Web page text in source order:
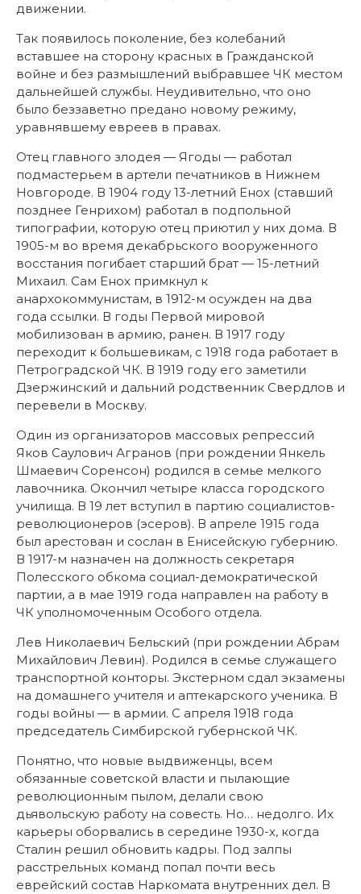
движении.
Так появилось поколение, без колебаний
вставшее на сторону красных в Гражданской
войне и без размышлений выбравшее ЧК местом
дальнейшей службы. Неудивительно, что оно
было беззаветно предано новому режиму,
уравнявшему евреев в правах.
Отец главного злодея — Ягоды — работал
подмастерьем в артели печатников в Нижнем
Новгороде. В 1904 году 13-летний Енох (ставший
позднее Генрихом) работал в подпольной
типографии, которую отец приютил у них дома. В
1905-м во время декабрьского вооруженного
восстания погибает старший брат — 15-летний
Михаил. Сам Енох примкнул к
анархокоммунистам, в 1912-м осужден на два
года ссылки. В годы Первой мировой
мобилизован в армию, ранен. В 1917 году
переходит к большевикам, с 1918 года работает в
Петроградской ЧК. В 1919 году его заметили
Дзержинский и дальний родственник Свердлов и
перевели в Москву.
Один из организаторов массовых репрессий
Яков Саулович Агранов (при рождении Янкель
Шмаевич Соренсон) родился в семье мелкого
лавочника. Окончил четыре класса городского
училища. В 19 лет вступил в партию социалистов-
революционеров (эсеров). В апреле 1915 года
был арестован и сослан в Енисейскую губернию.
В 1917-м назначен на должность секретаря
Полесского обкома социал-демократической
партии, а в мае 1919 года направлен на работу в
ЧК уполномоченным Особого отдела.
Лев Николаевич Бельский (при рождении Абрам
Михайлович Левин). Родился в семье служащего
транспортной конторы. Экстерном сдал экзамены
на домашнего учителя и аптекарского ученика. В
годы войны — в армии. С апреля 1918 года
председатель Симбирской губернской ЧК.
Понятно, что новые выдвиженцы, всем
обязанные советской власти и пылающие
революционным пылом, делали свою
дьявольскую работу на совесть. Но… недолго. Их
карьеры оборвались в середине 1930-х, когда
Сталин решил обновить кадры. Под залпы
расстрельных команд попал почти весь
еврейский состав Наркомата внутренних дел. В